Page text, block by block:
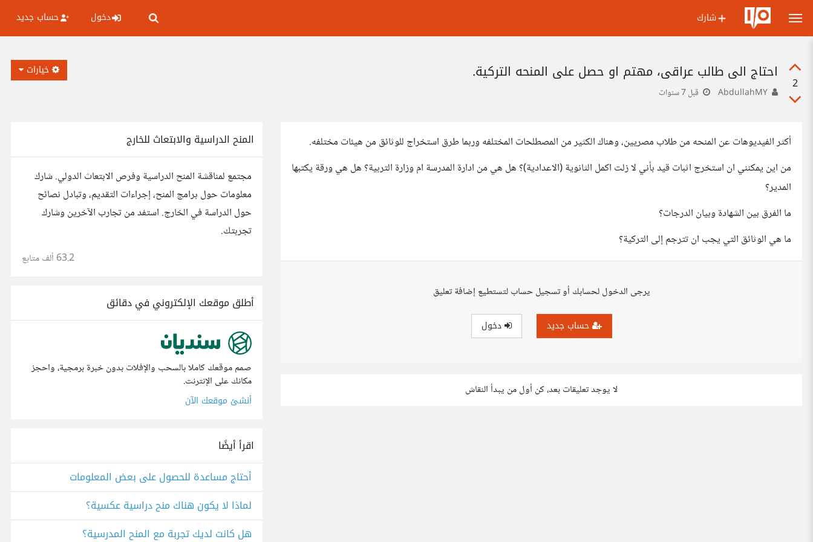
شارك دخول حساب جديد
2
احتاج الى طالب عراقي، مهتم او حصل على المنحه التركية.
قبل 7 سنوات
خيارات
أكثر الفيديوهات عن المنحه من طلاب مصريين، وهناك الكثير من المصطلحات المختلفه وربما طرق استخراج للوثائق من هيئات مختلفه.
من اين يمكنني ان استخرج اثبات قيد بأني لا زلت اكمل الثانوية (الاعدادية)؟ هل هي من ادارة المدرسة ام وزارة التربية؟ هل هي ورقة يكتبها
المدير؟
ما الفرق بين الشهادة وبيان الدرجات؟
ما هي الوثائق التي يجب ان تترجم إلى التركية؟
يرجى الدخول لحسابك أو تسجيل حساب لتستطيع إضافة تعليق
حساب جديد دخول
لا يوجد تعليقات بعد، كن أول من يبدأ النقاش
المنح الدراسية والابتعاث للخارج
مجتمع لمناقشة المنح الدراسية وفرص الابتعاث الدولي. شارك
معلومات حول برامج المنح، إجراءات التقديم، وتبادل نصائح
حول الدراسة في الخارج. استفد من تجارب الآخرين وشارك
تجربتك.
63.2 ألف متابع
أطلق موقعك الإلكتروني في دقائق
صمم موقعك كاملا بالسحب والإفلات بدون خبرة برمجية، واحجز
مكانك على الإنترنت.
أنشئ موقعك الآن
اقرأ أيضًا
أحتاج مساعدة للحصول على بعض المعلومات
لماذا لا يكون هناك منح دراسية عكسية؟
هل كانت لديك تجربة مع المنح المدرسية؟